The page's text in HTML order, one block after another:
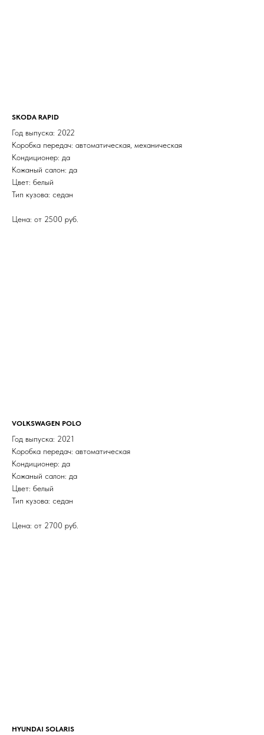
SKODA RAPID
Год выпуска: 2022
Коробка передач: автоматическая, механическая
Кондиционер: да
Кожаный салон: да
Цвет: белый
Тип кузова: седан
Цена: от 2500 руб.
VOLKSWAGEN POLO
Год выпуска: 2021
Коробка передач: автоматическая
Кондиционер: да
Кожаный салон: да
Цвет: белый
Тип кузова: седан
Цена: от 2700 руб.
HYUNDAI SOLARIS